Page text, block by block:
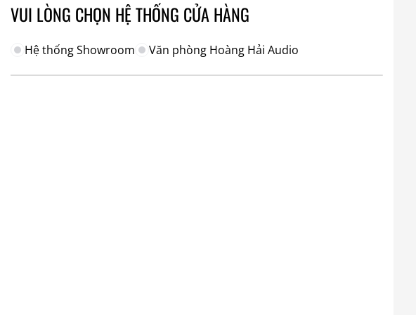
VUI LÒNG CHỌN HỆ THỐNG CỬA HÀNG
Hệ thống Showroom Văn phòng Hoàng Hải Audio